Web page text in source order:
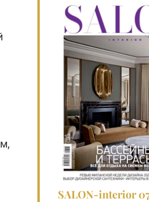
SALON-interior